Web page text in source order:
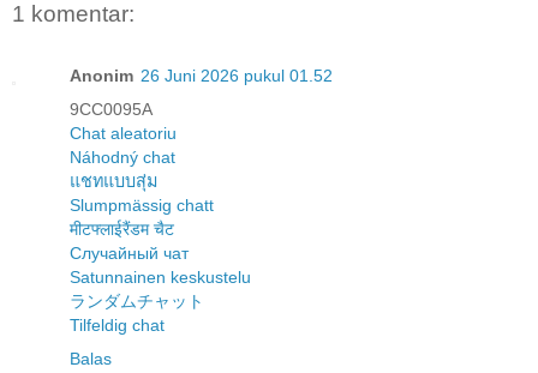
1 komentar:
Anonim 26 Juni 2026 pukul 01.52
9CC0095A
Chat aleatoriu
Náhodný chat
แชทแบบสุ่ม
Slumpmässig chatt
मीटफ्लाईरैंडम चैट
Случайный чат
Satunnainen keskustelu
ランダムチャット
Tilfeldig chat
Balas